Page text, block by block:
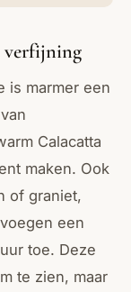
verfijning
is marmer een
Calacatta
maken. Ook
of graniet,
een
toe. Deze
te zien, maar